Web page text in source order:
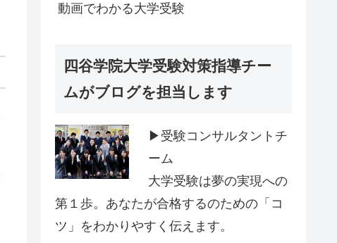
動画でわかる大学受験
四谷学院大学受験対策指導チー
ムがブログを担当します
▶受験コンサルタントチ
ーム
大学受験は夢の実現への
第１歩。あなたが合格するのための「コ
ツ」をわかりやすく伝えます。